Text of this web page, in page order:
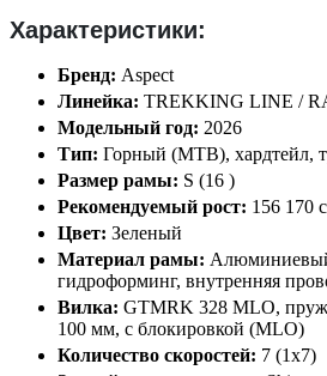
Характеристики:
Бренд: Aspect
Линейка: TREKKING LINE /
Модельный год: 2026
Тип: Горный (MTB), хардтейл,
Размер рамы: S (16 )
Рекомендуемый рост: 156 170
Цвет: Зеленый
Материал рамы:
гидроформинг, внутренняя
Вилка: GTMRK 328 MLO,
100 мм, с блокировкой (MLO)
Количество скоростей: 7 (1x7)